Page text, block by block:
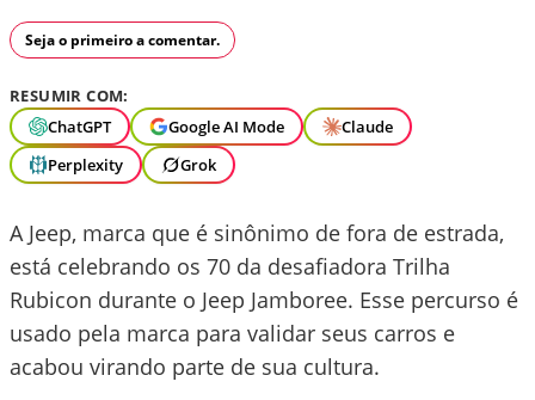
Seja o primeiro a comentar.
RESUMIR COM:
ChatGPT
Google AI Mode
Claude
Perplexity
Grok
A Jeep, marca que é sinônimo de fora de estrada,
está celebrando os 70 da desafiadora Trilha
Rubicon durante o Jeep Jamboree. Esse percurso é
usado pela marca para validar seus carros e
acabou virando parte de sua cultura.